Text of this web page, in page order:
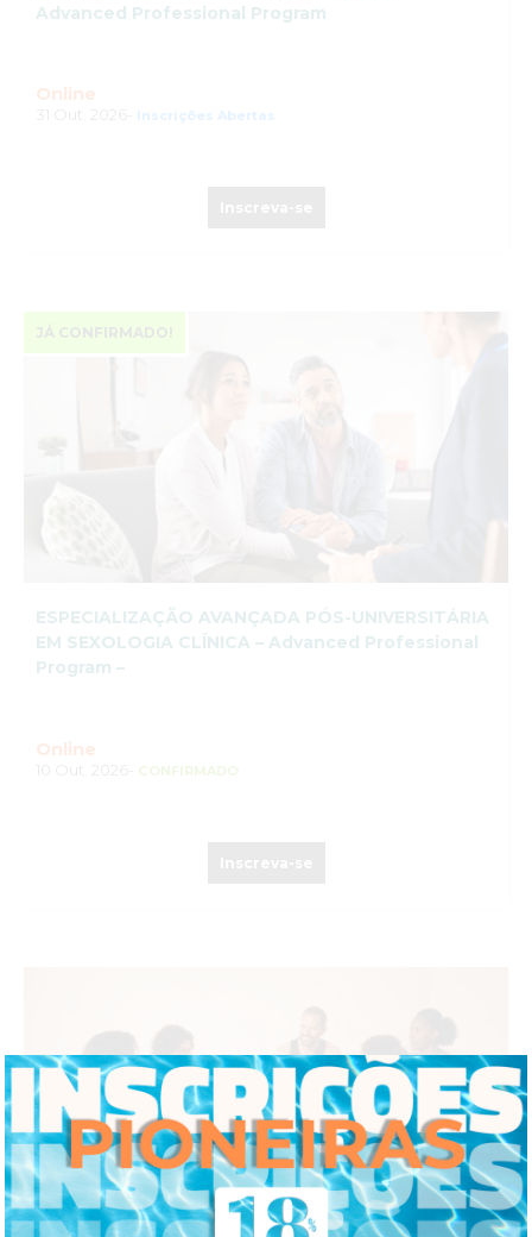
Advanced Professional Program
Online
Inscrições Abertas
JÁ CONFIRMADO!
ESPECIALIZAÇÃO AVANÇADA PÓS-UNIVERSITÁRIA
EM SEXOLOGIA CLÍNICA – Advanced Professional
Program –
Online
CONFIRMADO